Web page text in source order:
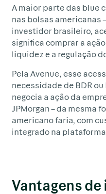
A maior parte das blue
nas bolsas americanas –
investidor brasileiro,
significa comprar a
liquidez e a regulação
Pela Avenue, esse
necessidade de BDR
negocia a ação da
JPMorgan – da mesma
americano faria, com
integrado na
Vantagens de